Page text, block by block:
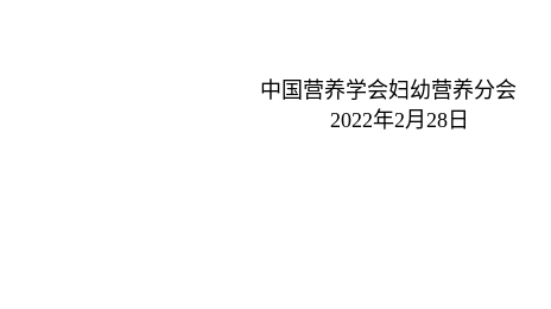
中国营养学会妇幼营养分会
2022年2月28日